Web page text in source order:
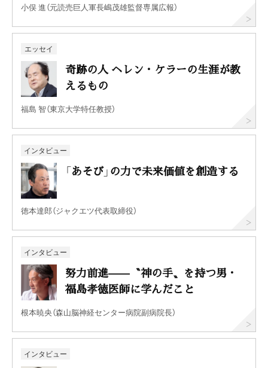
小俣 進（元読売巨人軍長嶋茂雄監督専属広報）
エッセイ
奇跡の人 ヘレン・ケラーの生涯が教
えるもの
福島 智（東京大学特任教授）
インタビュー
「あそび」の力で未来価値を創造する
徳本達郎（ジャクエツ代表取締役）
インタビュー
努力前進——〝神の手〟を持つ男・
福島孝徳医師に学んだこと
根本暁央（森山脳神経センター病院副病院長）
インタビュー